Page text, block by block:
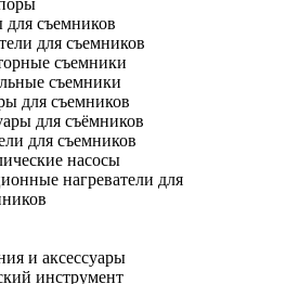
для съемников
для съемников
съемники
съемники
для съемников
для съёмников
для съемников
насосы
нагреватели для
и аксессуары
инструмент